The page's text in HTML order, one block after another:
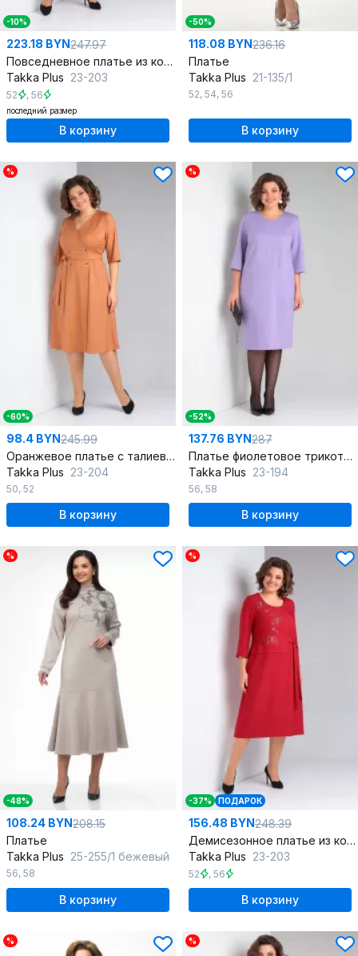
-10%
223.18 BYN247.97
Повседневное платье из костюмной ткани с вышивкой
Takka Plus 23-203
52 , 56
последний размер
В корзину
-50%
118.08 BYN236.16
Платье
Takka Plus 21-135/1
52, 54, 56
В корзину
%
-60%
98.4 BYN245.99
Оранжевое платье с талиевыми вытачками и запахом
Takka Plus 23-204
50, 52
В корзину
%
-52%
137.76 BYN287
Платье фиолетовое трикотажное прямое на каждый день
Takka Plus 23-194
56, 58
В корзину
%
-48%
108.24 BYN208.15
Платье
Takka Plus 25-255/1 бежевый
56, 58
В корзину
%
-37% ПОДАРОК
156.48 BYN248.39
Демисезонное платье из костюмной ткани с вышивкой
Takka Plus 23-203
52 , 56
В корзину
% %